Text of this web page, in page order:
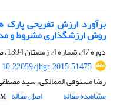
برآورد ارزش تفریحی
روش ارزشگذاری مشروط و
دوره 47، شماره 4، زمستان 1394، صفحه
10.22059/jhgr.2015.51475
رضا مستوفی الممالکی، سید
مشاهده مقاله
اصل مقاله